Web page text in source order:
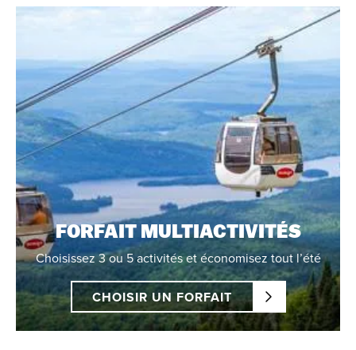
FORFAIT MULTIACTIVITÉS
Choisissez 3 ou 5 activités et économisez tout l’été
CHOISIR UN FORFAIT